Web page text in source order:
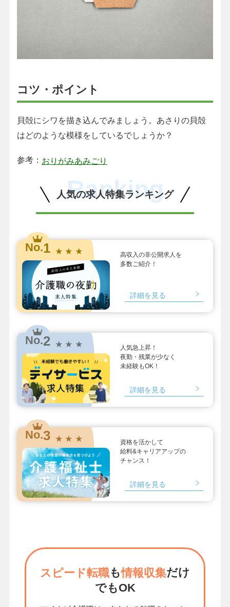
コツ・ポイント
貝殻にシワを描き込んでみましょう。あさりの貝殻
はどのような模様をしているでしょうか？
参考： おりがみあみごり
人気の求人特集ランキング
Ranking
No.1 ★ ★ ★
高収入の非公開求人を
多数ご紹介！
詳細を見る
No.2 ★ ★ ★
人気急上昇！
夜勤・残業が少なく
未経験もOK！
詳細を見る
No.3 ★ ★ ★
資格を活かして
給料&キャリアアップの
チャンス！
詳細を見る
スピード転職も情報収集だけ
でもOK